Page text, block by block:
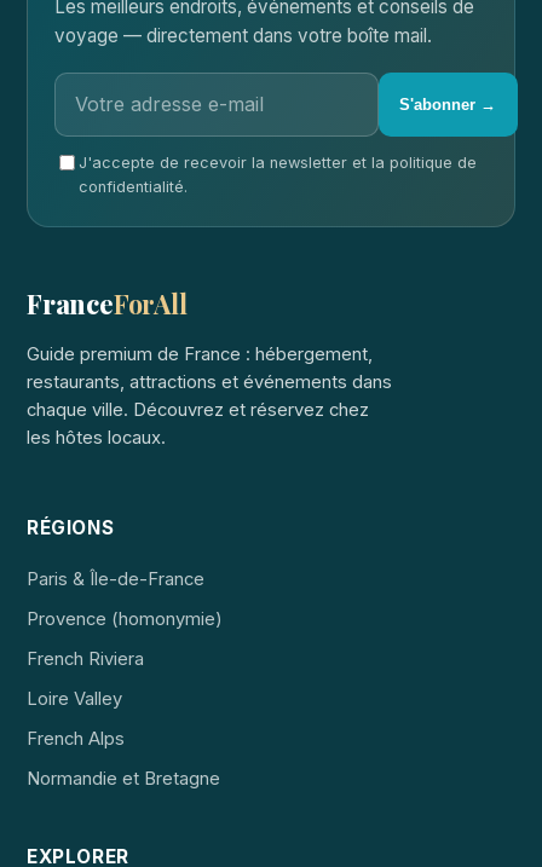
Les meilleurs endroits, événements et conseils de
voyage — directement dans votre boîte mail.
S'abonner →
J'accepte de recevoir la newsletter et la politique de
confidentialité.
FranceForAll
Guide premium de France : hébergement,
restaurants, attractions et événements dans
chaque ville. Découvrez et réservez chez
les hôtes locaux.
RÉGIONS
Paris & Île-de-France
Provence (homonymie)
French Riviera
Loire Valley
French Alps
Normandie et Bretagne
EXPLORER